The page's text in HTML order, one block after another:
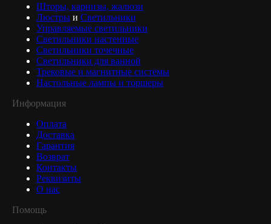
Шторы, карнизы, жалюзи
Люстры и Светильники
Управляемые светильники
Светильники настенные
Светильники точечные
Светильники для ванной
Трековые и магнитные системы
Настольные лампы и торшеры
Информация
Оплата
Доставка
Гарантия
Возврат
Контакты
Реквизиты
О нас
Помощь